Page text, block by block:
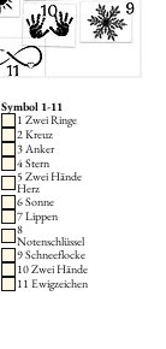
Symbol 1-11
1 Zwei Ringe
2 Kreuz
3 Anker
4 Stern
5 Zwei Hände
Herz
6 Sonne
7 Lippen
8
Notenschlüssel
9 Schneeflocke
10 Zwei Hände
11 Ewigzeichen